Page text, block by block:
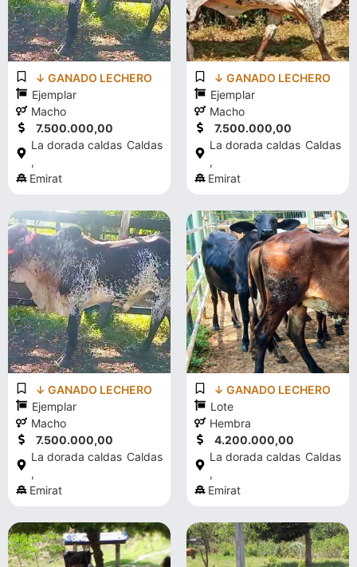
↓ GANADO LECHERO
Ejemplar
Macho
7.500.000,00
La dorada caldas
,
Caldas
Emirat
↓ GANADO LECHERO
Ejemplar
Macho
7.500.000,00
La dorada caldas
,
Caldas
Emirat
↓ GANADO LECHERO
Ejemplar
Macho
7.500.000,00
La dorada caldas
,
Caldas
Emirat
↓ GANADO LECHERO
Lote
Hembra
4.200.000,00
La dorada caldas
,
Caldas
Emirat